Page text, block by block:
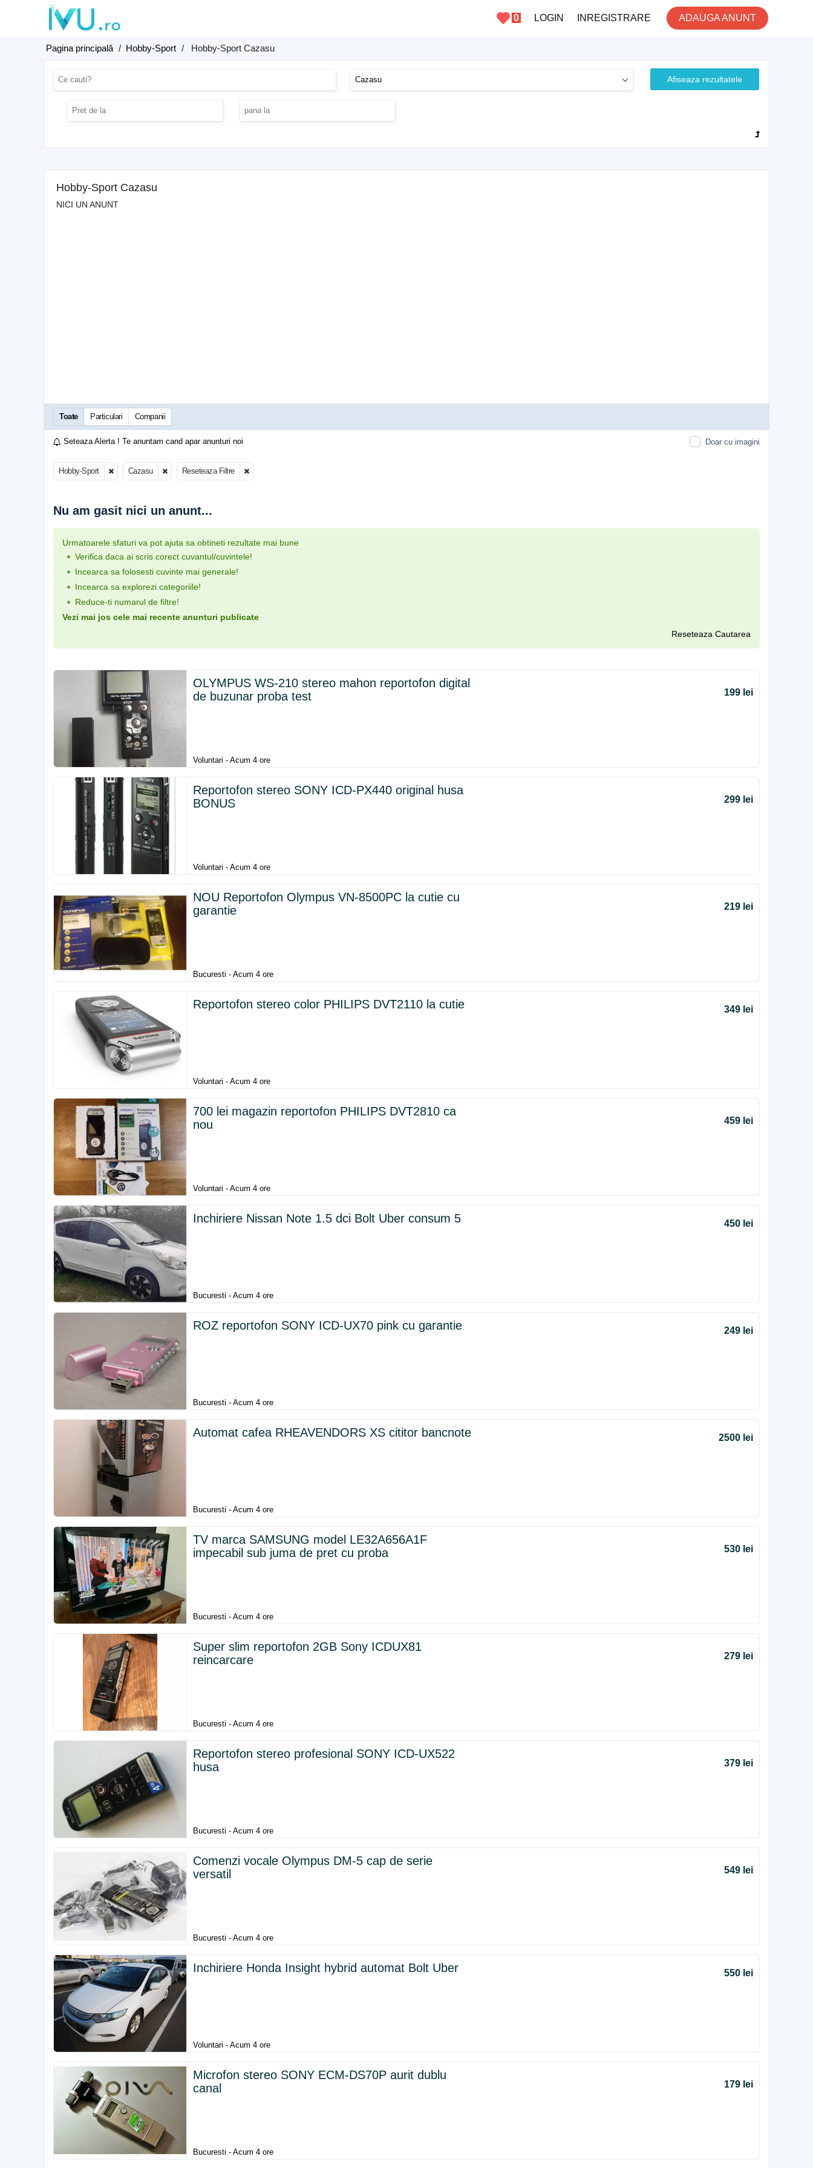
ADAUGA ANUNT
INREGISTRARE
LOGIN
0
Pagina principală / Hobby-Sport / Hobby-Sport Cazasu
Afiseaza rezultatele
Hobby-Sport Cazasu
NICI UN ANUNT
Toate Particulari Companii
Seteaza Alerta ! Te anuntam cand apar anunturi noi Doar cu imagini
Hobby-Sport Cazasu Reseteaza Filtre
Nu am gasit nici un anunt...
Urmatoarele sfaturi va pot ajuta sa obtineti rezultate mai bune
Verifica daca ai scris corect cuvantul/cuvintele!
Incearca sa folosesti cuvinte mai generale!
Incearca sa explorezi categoriile!
Reduce-ti numarul de filtre!
Vezi mai jos cele mai recente anunturi publicate
Reseteaza Cautarea
OLYMPUS WS-210 stereo mahon reportofon digital
de buzunar proba test
199 lei
Voluntari - Acum 4 ore
Reportofon stereo SONY ICD-PX440 original husa
BONUS
299 lei
Voluntari - Acum 4 ore
NOU Reportofon Olympus VN-8500PC la cutie cu
garantie
219 lei
Bucuresti - Acum 4 ore
Reportofon stereo color PHILIPS DVT2110 la cutie 349 lei
Voluntari - Acum 4 ore
700 lei magazin reportofon PHILIPS DVT2810 ca
nou
459 lei
Voluntari - Acum 4 ore
Inchiriere Nissan Note 1.5 dci Bolt Uber consum 5 450 lei
Bucuresti - Acum 4 ore
ROZ reportofon SONY ICD-UX70 pink cu garantie 249 lei
Bucuresti - Acum 4 ore
Automat cafea RHEAVENDORS XS cititor bancnote 2500 lei
Bucuresti - Acum 4 ore
TV marca SAMSUNG model LE32A656A1F
impecabil sub juma de pret cu proba
530 lei
Bucuresti - Acum 4 ore
Super slim reportofon 2GB Sony ICDUX81
reincarcare
279 lei
Bucuresti - Acum 4 ore
Reportofon stereo profesional SONY ICD-UX522
husa
379 lei
Bucuresti - Acum 4 ore
Comenzi vocale Olympus DM-5 cap de serie
versatil
549 lei
Bucuresti - Acum 4 ore
Inchiriere Honda Insight hybrid automat Bolt Uber 550 lei
Voluntari - Acum 4 ore
Microfon stereo SONY ECM-DS70P aurit dublu
canal
179 lei
Bucuresti - Acum 4 ore